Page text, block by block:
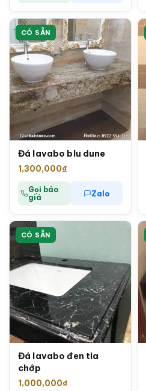
CÓ SẴN
Đá lavabo blu dune
1,300,000₫
Gọi báo
giá
Zalo
CÓ SẴN
Đá lavabo đen tia
chớp
1,000,000₫